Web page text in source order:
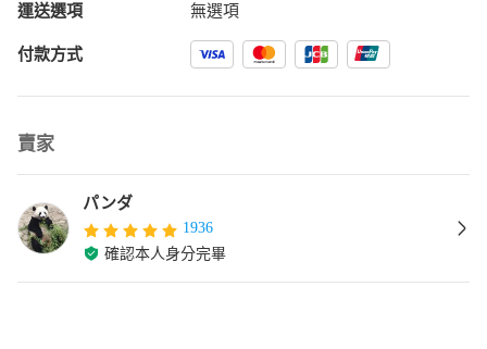
運送選項 無選項
付款方式
賣家
パンダ
1936
確認本人身分完畢